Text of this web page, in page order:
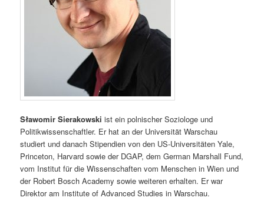
Sławomir Sierakowski ist ein polnischer Soziologe und
Politikwissenschaftler. Er hat an der Universität Warschau
studiert und danach Stipendien von den US-Universitäten Yale,
Princeton, Harvard sowie der DGAP, dem German Marshall Fund,
vom Institut für die Wissenschaften vom Menschen in Wien und
der Robert Bosch Academy sowie weiteren erhalten. Er war
Direktor am Institute of Advanced Studies in Warschau.